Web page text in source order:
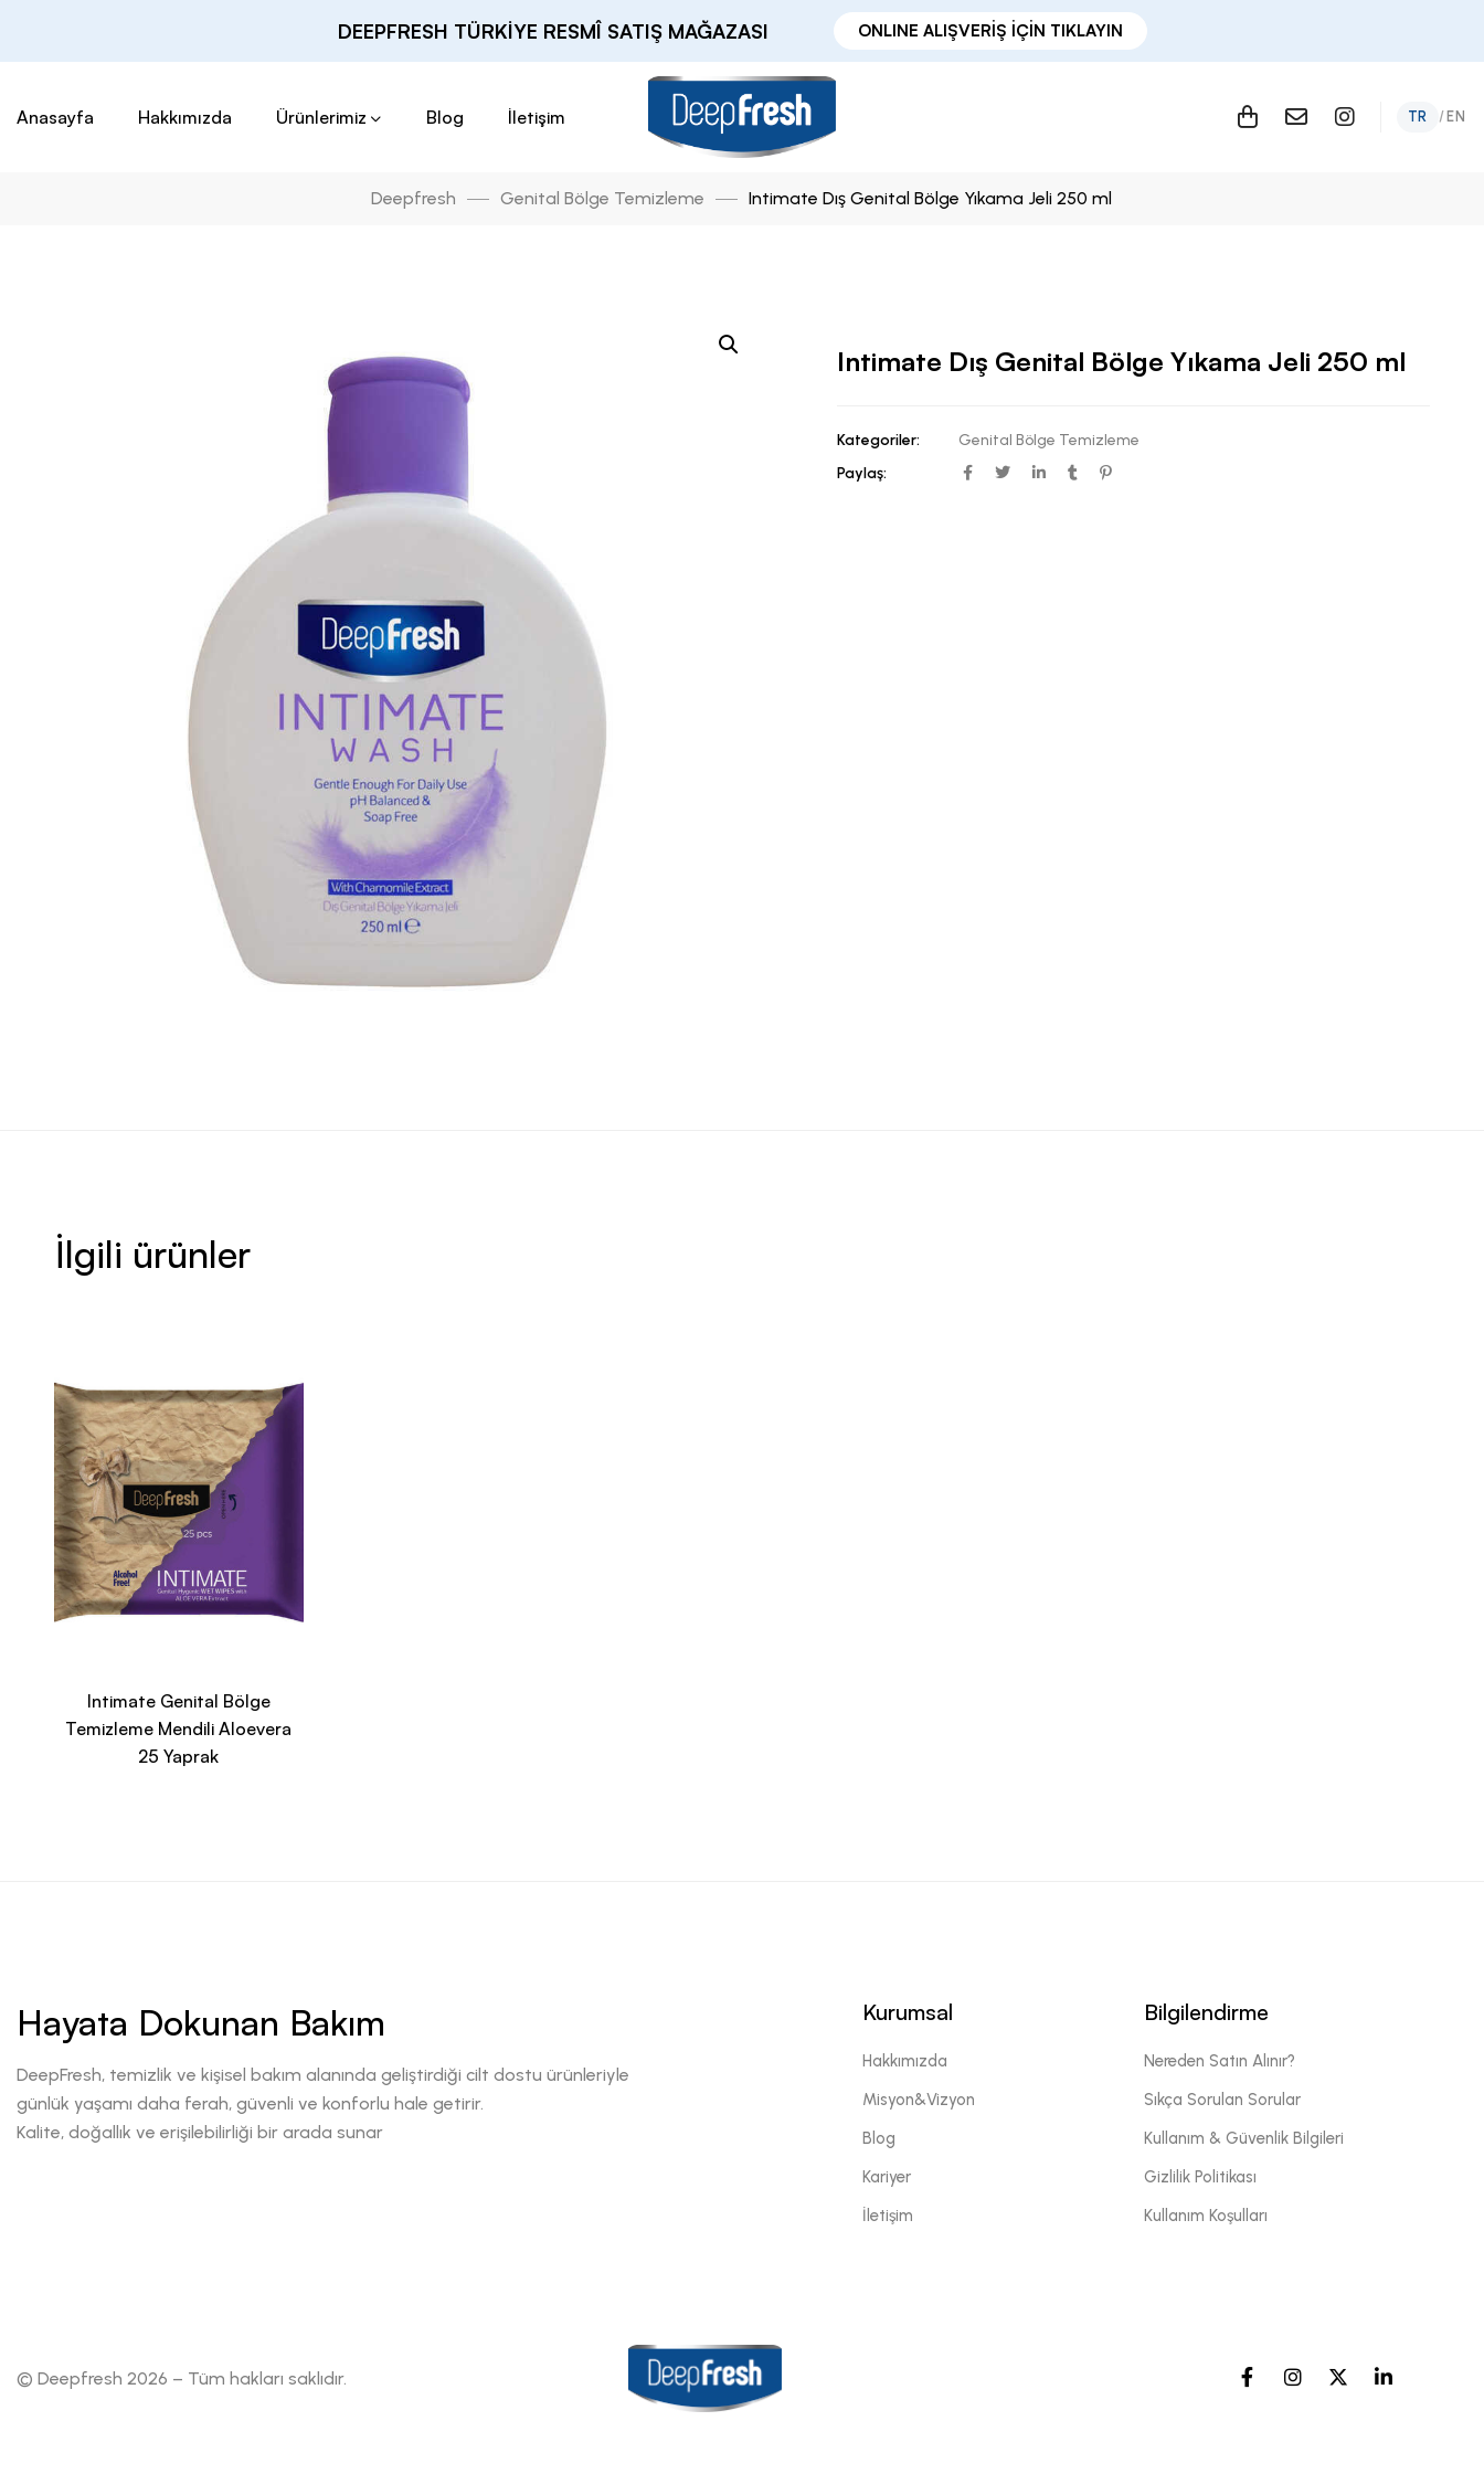
DEEPFRESH TÜRKIYE RESMÎ SATIŞ MAĞAZASI ONLINE ALIŞVERİŞ İÇİN TIKLAYIN
Anasayfa Hakkımızda Ürünlerimiz Blog İletişim TR / EN
Deepfresh Genital Bölge Temizleme Intimate Dış Genital Bölge Yıkama Jeli 250 ml
Intimate Dış Genital Bölge Yıkama Jeli 250 ml
Kategoriler:
Genital Bölge Temizleme
Paylaş:
İlgili ürünler
Intimate Genital Bölge
Temizleme Mendili Aloevera
25 Yaprak
Hayata Dokunan Bakım
DeepFresh, temizlik ve kişisel bakım alanında geliştirdiği cilt dostu ürünleriyle
günlük yaşamı daha ferah, güvenli ve konforlu hale getirir.
Kalite, doğallık ve erişilebilirliği bir arada sunar
Kurumsal
Hakkımızda
Misyon&Vizyon
Blog
Kariyer
İletişim
Bilgilendirme
Nereden Satın Alınır?
Sıkça Sorulan Sorular
Kullanım & Güvenlik Bilgileri
Gizlilik Politikası
Kullanım Koşulları
© Deepfresh 2026 – Tüm hakları saklıdır.